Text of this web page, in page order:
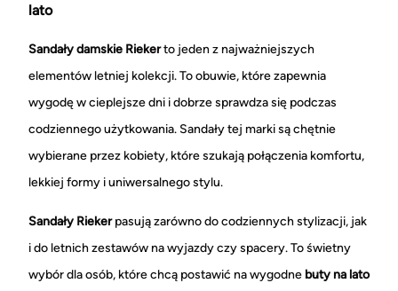
lato
Sandały damskie Riekerto jeden z najważniejszych
elementów letniej kolekcji. To obuwie, które zapewnia
wygodę w cieplejsze dni i dobrze sprawdza się podczas
codziennego użytkowania. Sandały tej marki są chętnie
wybierane przez kobiety, które szukają połączenia komfortu,
lekkiej formy i uniwersalnego stylu.
Sandały Riekerpasują zarówno do codziennych stylizacji, jak
i do letnich zestawów na wyjazdy czy spacery. To świetny
wybór dla osób, które chcą postawić na wygodne buty na lato